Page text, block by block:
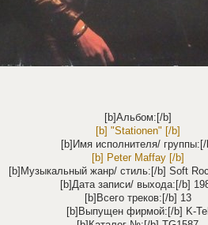
[b]Альбом:[/b]
[b] "Stationen" [/b]
[b]Имя исполнителя/ группы:[/
[b] Peter Maffay [/b]
[b]Музыкальный жанр/ стиль:[/b] Soft
[b]Дата записи/ выхода:[/b]
[b]Всего треков:[/b] 13
[b]Выпущен фирмой:[/b] K-